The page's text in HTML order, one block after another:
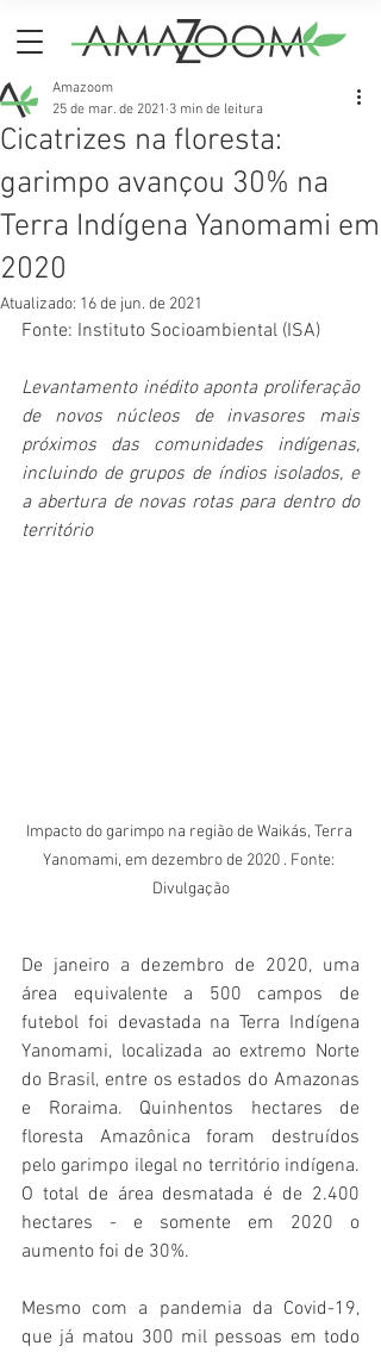
Cicatrizes na floresta:
garimpo avançou 30% na
Terra Indígena Yanomami em
2020
Amazoom
25 de mar. de 2021 3 min de leitura
Atualizado: 16 de jun. de 2021
Fonte: Instituto Socioambiental (ISA)
Levantamento inédito aponta proliferação
de novos núcleos de invasores mais
próximos das comunidades indígenas,
incluindo de grupos de índios isolados, e
a abertura de novas rotas para dentro do
território
Impacto do garimpo na região de Waikás, Terra
Yanomami, em dezembro de 2020 . Fonte:
Divulgação
De janeiro a dezembro de 2020, uma
área equivalente a 500 campos de
futebol foi devastada na Terra Indígena
Yanomami, localizada ao extremo Norte
do Brasil, entre os estados do Amazonas
e Roraima. Quinhentos hectares de
floresta Amazônica foram destruídos
pelo garimpo ilegal no território indígena.
O total de área desmatada é de 2.400
hectares - e somente em 2020 o
aumento foi de 30%.
Mesmo com a pandemia da Covid-19,
que já matou 300 mil pessoas em todo